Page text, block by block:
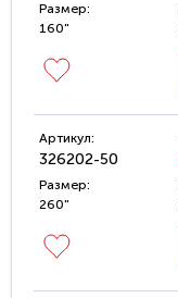
Размер:
160"
Артикул:
326202-50
Размер:
260"